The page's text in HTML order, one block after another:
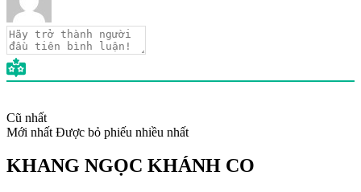
Cũ nhất
Mới nhất Được bỏ phiếu nhiều nhất
KHANG NGỌC KHÁNH CO